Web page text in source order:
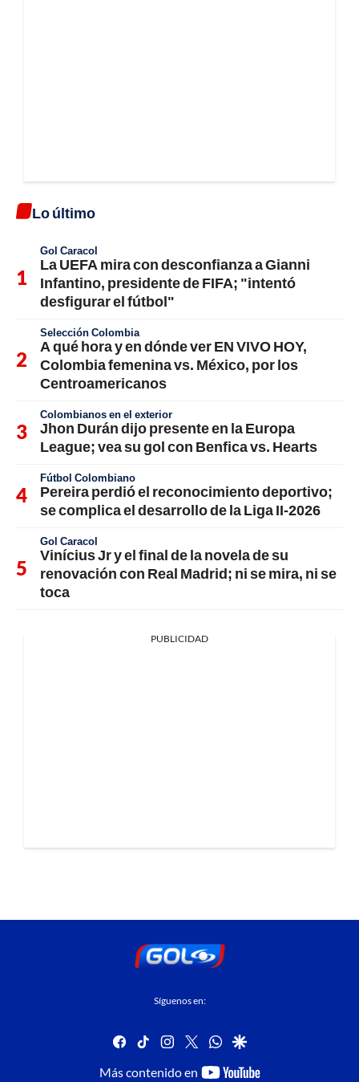
Lo último
Gol Caracol
La UEFA mira con desconfianza a Gianni
Infantino, presidente de FIFA; "intentó
desfigurar el fútbol"
Selección Colombia
A qué hora y en dónde ver EN VIVO HOY,
Colombia femenina vs. México, por los
Centroamericanos
Colombianos en el exterior
Jhon Durán dijo presente en la Europa
League; vea su gol con Benfica vs. Hearts
Fútbol Colombiano
Pereira perdió el reconocimiento deportivo;
se complica el desarrollo de la Liga II-2026
Gol Caracol
Vinícius Jr y el final de la novela de su
renovación con Real Madrid; ni se mira, ni se
toca
PUBLICIDAD
Síguenos en:
facebook
tiktok instagram
twitterwhatsapp
google
Más contenido en
youtube-